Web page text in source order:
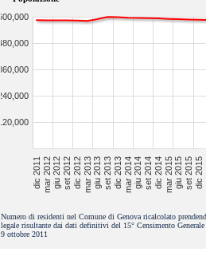
Numero di residenti nel Comune di Genova ricalcolato
legale risultante dai dati definitivi del 15° Censimento
9 ottobre 2011